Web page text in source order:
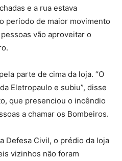
e a rua estava
período de maior movimento
vão aproveitar o
parte de cima da loja. “O
Eletropaulo e subiu”, disse
que presenciou o incêndio
a chamar os Bombeiros.
Defesa Civil, o prédio da loja
vizinhos não foram